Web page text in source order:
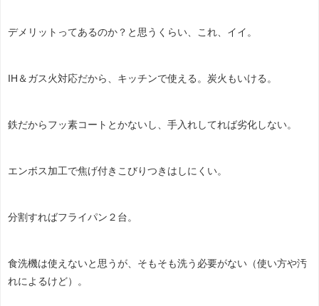
デメリットってあるのか？と思うくらい、これ、イイ。
IH＆ガス火対応だから、キッチンで使える。炭火もいける。
鉄だからフッ素コートとかないし、手入れしてれば劣化しない。
エンボス加工で焦げ付きこびりつきはしにくい。
分割すればフライパン２台。
食洗機は使えないと思うが、そもそも洗う必要がない（使い方や汚
れによるけど）。